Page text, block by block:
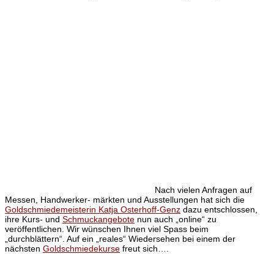
Nach vielen Anfragen auf
Messen, Handwerker- märkten und Ausstellungen hat sich die
Goldschmiedemeisterin Katja Osterhoff-Genz dazu entschlossen,
ihre Kurs- und Schmuckangebote nun auch „online“ zu
veröffentlichen. Wir wünschen Ihnen viel Spass beim
„durchblättern“. Auf ein „reales“ Wiedersehen bei einem der
nächsten Goldschmiedekurse freut sich….